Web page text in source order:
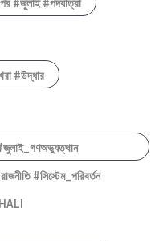
#উদ্ধার
#জুলাই_গণঅভ্যুত্থান
#সিস্টেম_পরিবর্তন